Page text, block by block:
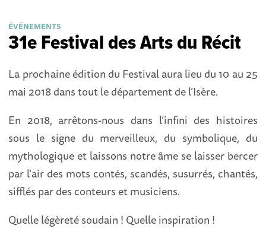
ÉVÉNEMENTS
31e Festival des Arts du Récit
La prochaine édition du Festival aura lieu du 10 au 25
mai 2018 dans tout le département de l’Isère.
En 2018, arrêtons-nous dans l’infini des histoires
sous le signe du merveilleux, du symbolique, du
mythologique et laissons notre âme se laisser bercer
par l’air des mots contés, scandés, susurrés, chantés,
sifflés par des conteurs et musiciens.
Quelle légèreté soudain ! Quelle inspiration !